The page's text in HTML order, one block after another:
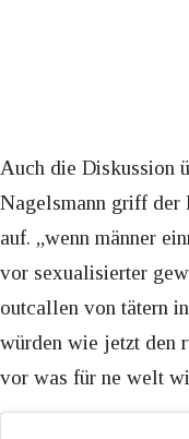
Auch die Diskussion
Nagelsmann griff der
auf. „wenn männer
vor sexualisierter
outcallen von tätern
würden wie jetzt den
vor was für ne welt